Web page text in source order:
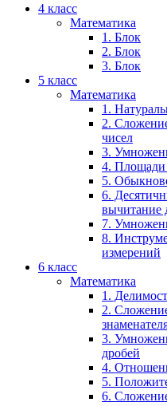
4 класс
Математика
1. Блок
2. Блок
3. Блок
5 класс
Математика
1.
2.
чисел
3.
4.
5.
6.
вычитание
7.
8.
измерений
6 класс
Математика
1.
2.
3.
дробей
4.
5.
6.